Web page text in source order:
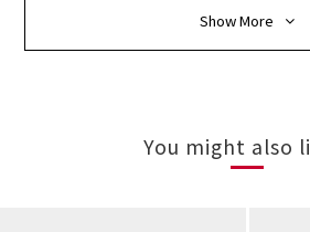
Show More
You might also